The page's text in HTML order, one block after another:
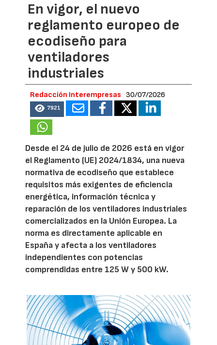
En vigor, el nuevo
reglamento europeo de
ecodiseño para
ventiladores
industriales
Redacción Interempresas 30/07/2026
7921
Desde el 24 de julio de 2026 está en vigor
el Reglamento (UE) 2024/1834, una nueva
normativa de ecodiseño que establece
requisitos más exigentes de eficiencia
energética, información técnica y
reparación de los ventiladores industriales
comercializados en la Unión Europea. La
norma es directamente aplicable en
España y afecta a los ventiladores
independientes con potencias
comprendidas entre 125 W y 500 kW.